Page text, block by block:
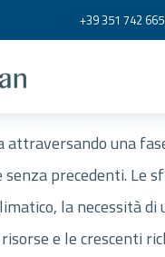
+39 351 742
attraversando una
precedenti. Le
la necessità di
e le crescenti